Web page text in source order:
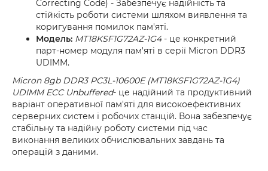
Correcting Code) - Забезпечує надійність та
стійкість роботи системи шляхом виявлення та
коригування помилок пам'яті.
Модель: MT18KSF1G72AZ-1G4- це конкретний
парт-номер модуля пам'яті в серії Micron DDR3
UDIMM.
Micron 8gb DDR3 PC3L-10600E (MT18KSF1G72AZ-1G4)
UDIMM ECC Unbuffered- це надійний та продуктивний
варіант оперативної пам'яті для високоефективних
серверних систем і робочих станцій. Вона забезпечує
стабільну та надійну роботу системи під час
виконання великих обчислювальних завдань та
операцій з даними.